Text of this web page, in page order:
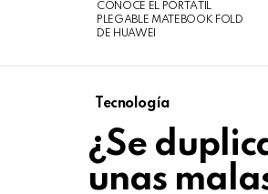
CONOCE EL PORTÁTIL
PLEGABLE MATEBOOK FOLD
DE HUAWEI
Tecnología
¿Se
unas